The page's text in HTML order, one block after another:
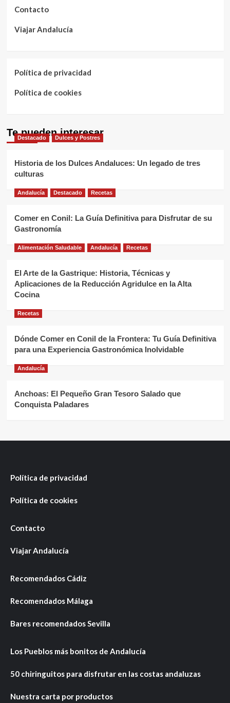
Contacto
Viajar Andalucía
Política de privacidad
Política de cookies
Te pueden interesar
Destacado Dulces y Postres
Historia de los Dulces Andaluces: Un legado de tres
culturas
Andalucía Destacado Recetas
Comer en Conil: La Guía Definitiva para Disfrutar de su
Gastronomía
Alimentación Saludable Andalucía Recetas
El Arte de la Gastrique: Historia, Técnicas y
Aplicaciones de la Reducción Agridulce en la Alta
Cocina
Recetas
Dónde Comer en Conil de la Frontera: Tu Guía Definitiva
para una Experiencia Gastronómica Inolvidable
Andalucía
Anchoas: El Pequeño Gran Tesoro Salado que
Conquista Paladares
Política de privacidad
Política de cookies
Contacto
Viajar Andalucía
Recomendados Cádiz
Recomendados Málaga
Bares recomendados Sevilla
Los Pueblos más bonitos de Andalucía
50 chiringuitos para disfrutar en las costas andaluzas
Nuestra carta por productos